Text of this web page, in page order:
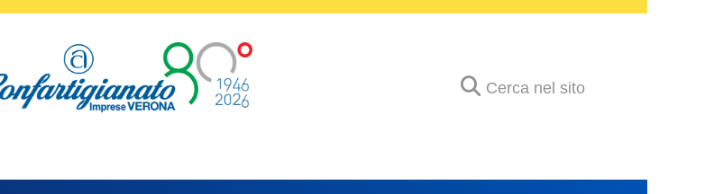
Cerca nel sito